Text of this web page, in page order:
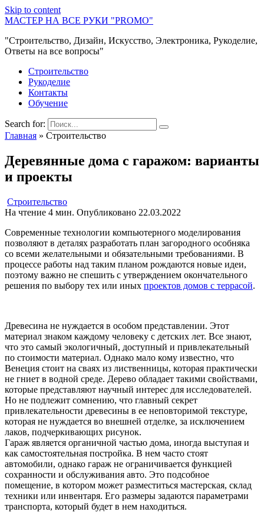
Skip to content
МАСТЕР НА ВСЕ РУКИ "PROMO"
"Строительство, Дизайн, Искусство, Электроника, Рукоделие,
Ответы на все вопросы"
Строительство
Рукоделие
Контакты
Обучение
Search for:
Главная » Строительство
Деревянные дома с гаражом: варианты
и проекты
Строительство
На чтение 4 мин. Опубликовано 22.03.2022
Современные технологии компьютерного моделирования
позволяют в деталях разработать план загородного особняка
со всеми желательными и обязательными требованиями. В
процессе работы над таким планом рождаются новые идеи,
поэтому важно не спешить с утверждением окончательного
решения по выбору тех или иных проектов домов с террасой.
Древесина не нуждается в особом представлении. Этот
материал знаком каждому человеку с детских лет. Все знают,
что это самый экологичный, доступный и привлекательный
по стоимости материал. Однако мало кому известно, что
Венеция стоит на сваях из лиственницы, которая практически
не гниет в водной среде. Дерево обладает такими свойствами,
которые представляют научный интерес для исследователей.
Но не подлежит сомнению, что главный секрет
привлекательности древесины в ее неповторимой текстуре,
которая не нуждается во внешней отделке, за исключением
лаков, подчеркивающих рисунок.
Гараж является органичной частью дома, иногда выступая и
как самостоятельная постройка. В нем часто стоят
автомобили, однако гараж не ограничивается функцией
сохранности и обслуживания авто. Это подсобное
помещение, в котором может разместиться мастерская, склад
техники или инвентаря. Его размеры задаются параметрами
транспорта, который будет в нем находиться.